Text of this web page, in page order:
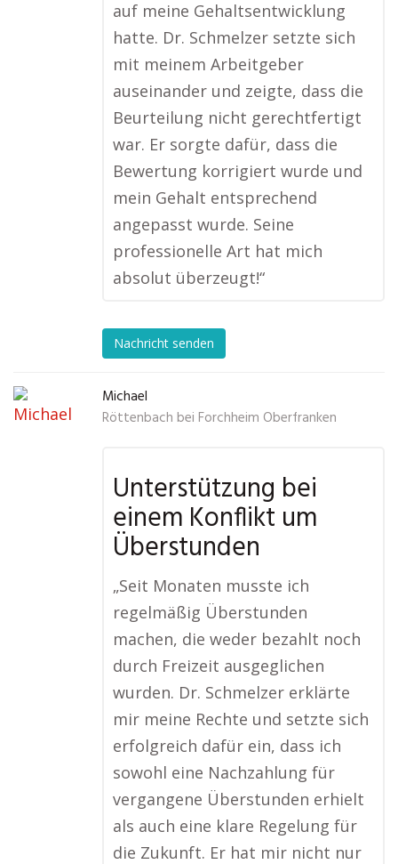
auf meine Gehaltsentwicklung
hatte. Dr. Schmelzer setzte sich
mit meinem Arbeitgeber
auseinander und zeigte, dass die
Beurteilung nicht gerechtfertigt
war. Er sorgte dafür, dass die
Bewertung korrigiert wurde und
mein Gehalt entsprechend
angepasst wurde. Seine
professionelle Art hat mich
absolut überzeugt!“
Nachricht senden
Michael
Röttenbach bei Forchheim Oberfranken
Unterstützung bei
einem Konflikt um
Überstunden
„Seit Monaten musste ich
regelmäßig Überstunden
machen, die weder bezahlt noch
durch Freizeit ausgeglichen
wurden. Dr. Schmelzer erklärte
mir meine Rechte und setzte sich
erfolgreich dafür ein, dass ich
sowohl eine Nachzahlung für
vergangene Überstunden erhielt
als auch eine klare Regelung für
die Zukunft. Er hat mir nicht nur